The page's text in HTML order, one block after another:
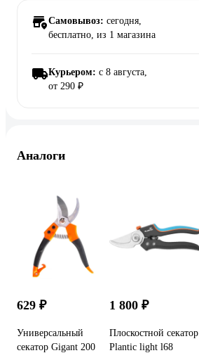
Самовывоз: сегодня,
бесплатно, из 1 магазина
Курьером: c 8 августа,
от 290 ₽
Аналоги
629 ₽
Универсальный
секатор Gigant 200
1 800 ₽
Плоскостной секатор
Plantic light l68